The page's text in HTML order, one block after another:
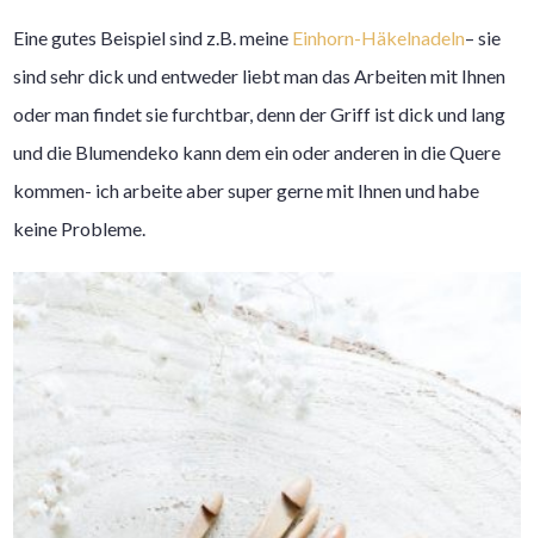
Eine gutes Beispiel sind z.B. meine Einhorn-Häkelnadeln– sie
sind sehr dick und entweder liebt man das Arbeiten mit Ihnen
oder man findet sie furchtbar, denn der Griff ist dick und lang
und die Blumendeko kann dem ein oder anderen in die Quere
kommen- ich arbeite aber super gerne mit Ihnen und habe
keine Probleme.